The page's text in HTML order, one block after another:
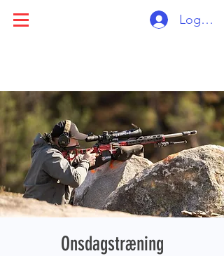
Log ind
Onsdagstræning